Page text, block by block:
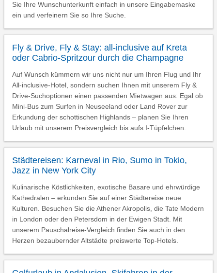
Sie Ihre Wunschunterkunft einfach in unsere Eingabemaske
ein und verfeinern Sie so Ihre Suche.
Fly & Drive, Fly & Stay: all-inclusive auf Kreta
oder Cabrio-Spritzour durch die Champagne
Auf Wunsch kümmern wir uns nicht nur um Ihren Flug und Ihr
All-inclusive-Hotel, sondern suchen Ihnen mit unserem Fly &
Drive-Suchoptionen einen passenden Mietwagen aus: Egal ob
Mini-Bus zum Surfen in Neuseeland oder Land Rover zur
Erkundung der schottischen Highlands – planen Sie Ihren
Urlaub mit unserem Preisvergleich bis aufs I-Tüpfelchen.
Städtereisen: Karneval in Rio, Sumo in Tokio,
Jazz in New York City
Kulinarische Köstlichkeiten, exotische Basare und ehrwürdige
Kathedralen – erkunden Sie auf einer Städtereise neue
Kulturen. Besuchen Sie die Athener Akropolis, die Tate Modern
in London oder den Petersdom in der Ewigen Stadt. Mit
unserem Pauschalreise-Vergleich finden Sie auch in den
Herzen bezaubernder Altstädte preiswerte Top-Hotels.